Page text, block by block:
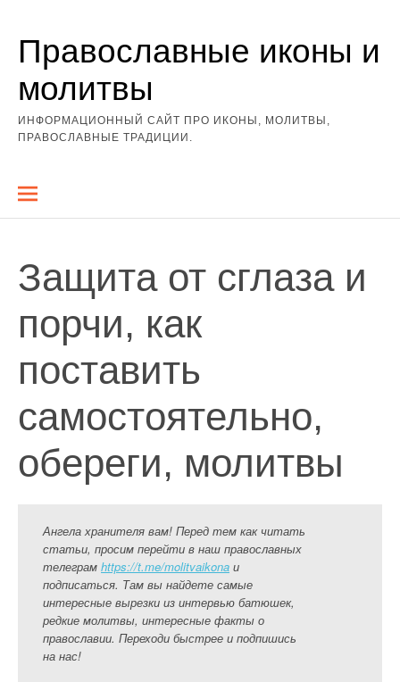
содержимому
Православные иконы и
молитвы
ИНФОРМАЦИОННЫЙ САЙТ ПРО ИКОНЫ, МОЛИТВЫ,
ПРАВОСЛАВНЫЕ ТРАДИЦИИ.
Защита от сглаза и
порчи, как
поставить
самостоятельно,
обереги, молитвы
Ангела хранителя вам! Перед тем как читать
статьи, просим перейти в наш православных
телеграм https://t.me/molitvaikona и
подписаться. Там вы найдете самые
интересные вырезки из интервью батюшек,
редкие молитвы, интересные факты о
православии. Переходи быстрее и подпишись
на нас!